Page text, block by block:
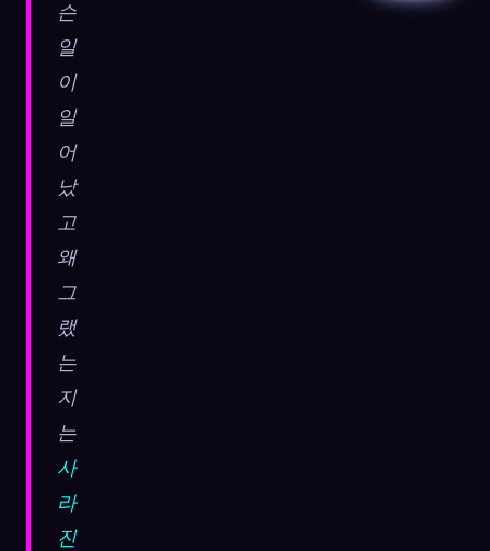
슨
일
이
일
어
났
고
왜
그
랬
는
지
는
사
라
진